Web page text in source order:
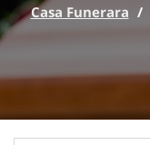
Casa Funerara /